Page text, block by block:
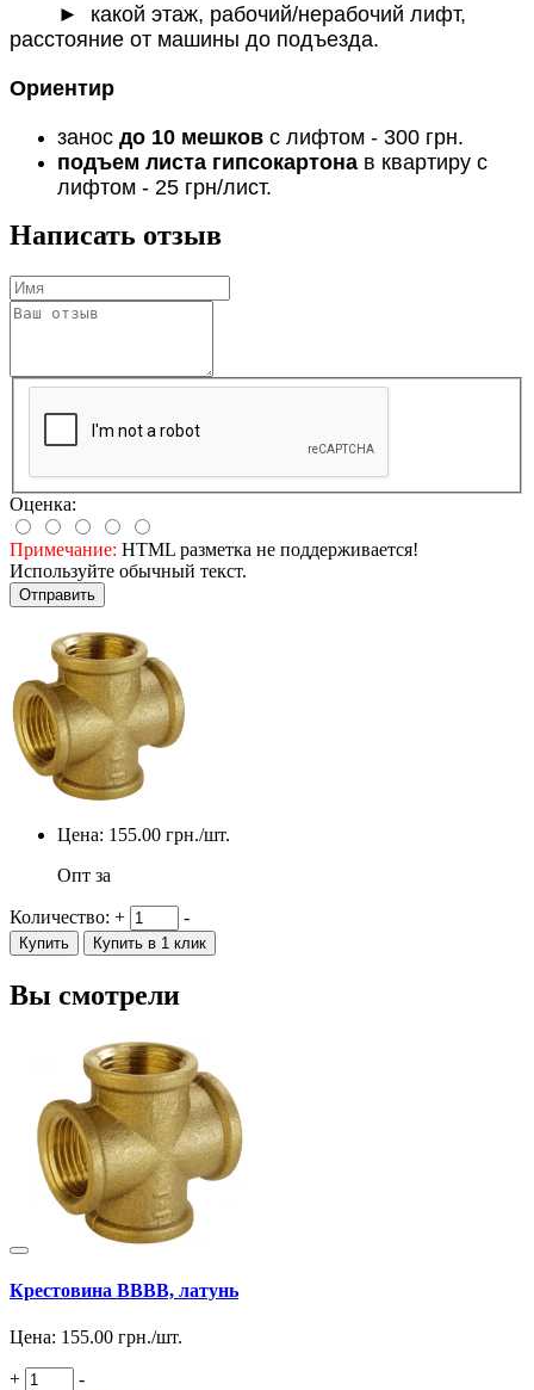
► какой этаж, рабочий/нерабочий лифт,
расстояние от машины до подъезда.
Ориентир
занос до 10 мешков с лифтом - 300 грн.
подъем листа гипсокартона в квартиру с
лифтом - 25 грн/лист.
Написать отзыв
Оценка:
Примечание: HTML разметка не поддерживается!
Используйте обычный текст.
Отправить
Цена: 155.00 грн./шт.
Опт за
Количество: + -
Купить Купить в 1 клик
Вы смотрели
Крестовина ВВВВ, латунь
Цена: 155.00 грн./шт.
+ -